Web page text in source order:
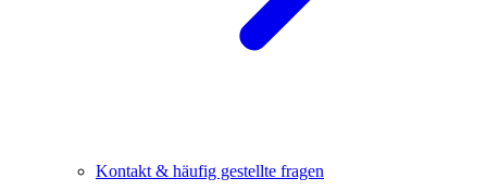
Kontakt & häufig gestellte fragen